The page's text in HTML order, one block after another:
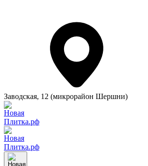
Заводская, 12 (микрорайон Шершни)